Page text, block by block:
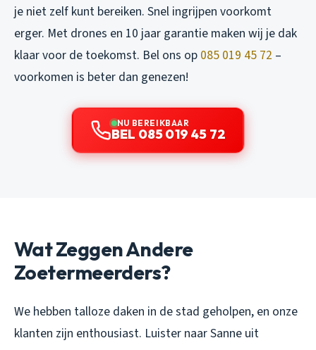
je niet zelf kunt bereiken. Snel ingrijpen voorkomt
erger. Met drones en 10 jaar garantie maken wij je dak
klaar voor de toekomst. Bel ons op 085 019 45 72 –
voorkomen is beter dan genezen!
NU BEREIKBAAR
BEL 085 019 45 72
Wat Zeggen Andere
Zoetermeerders?
We hebben talloze daken in de stad geholpen, en onze
klanten zijn enthousiast. Luister naar Sanne uit